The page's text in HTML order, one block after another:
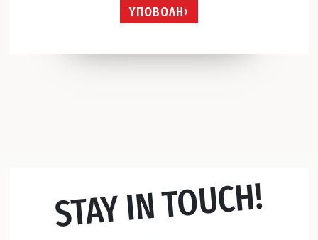
ΥΠΟΒΟΛΗ
STAY IN TOUCH!